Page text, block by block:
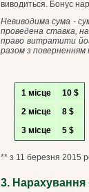
виводиться. Бонус
Невиводима сума -
проведена ставка,
право витратити
разом з поверненням
1 місце
10 $
2 місце
8 $
3 місце
5 $
** з 11 березня 2015
3. Нарахування